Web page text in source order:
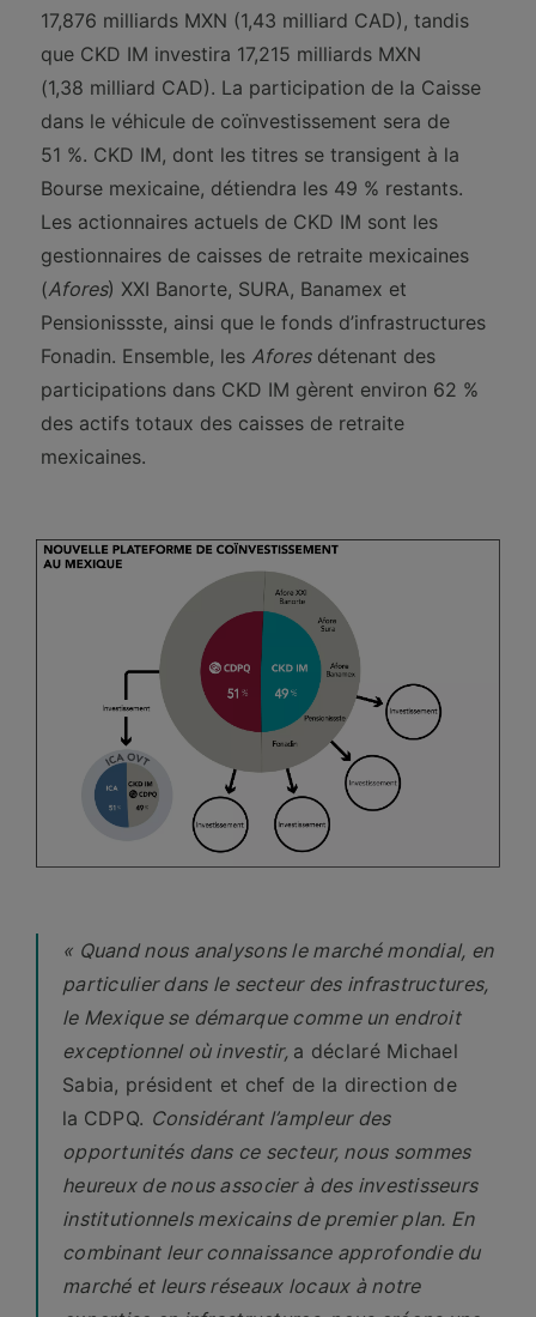
17,876 milliards MXN (1,43 milliard CAD), tandis
que CKD IM investira 17,215 milliards MXN
(1,38 milliard CAD). La participation de la Caisse
dans le véhicule de coïnvestissement sera de
51 %. CKD IM, dont les titres se transigent à la
Bourse mexicaine, détiendra les 49 % restants.
Les actionnaires actuels de CKD IM sont les
gestionnaires de caisses de retraite mexicaines
(Afores) XXI Banorte, SURA, Banamex et
Pensionissste, ainsi que le fonds d’infrastructures
Fonadin. Ensemble, lesAforesdétenant des
participations dans CKD IM gèrent environ 62 %
des actifs totaux des caisses de retraite
mexicaines.
« Quand nous analysons le marché mondial, en
particulier dans le secteur des infrastructures,
le Mexique se démarque comme un endroit
exceptionnel où investir, a déclaré Michael
Sabia, président et chef de la direction de
la CDPQ. Considérant l’ampleur des
opportunités dans ce secteur, nous sommes
heureux de nous associer à des investisseurs
institutionnels mexicains de premier plan. En
combinant leur connaissance approfondie du
marché et leurs réseaux locaux à notre